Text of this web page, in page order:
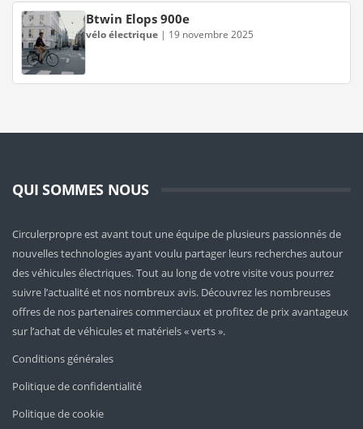
Btwin Elops 900e
vélo électrique | 19 novembre 2025
QUI SOMMES NOUS
Circulerpropre est avant tout une équipe de plusieurs passionnés de
nouvelles technologies ayant voulu partager leurs recherches autour
des véhicules électriques. Tout au long de votre visite vous pourrez
suivre l’actualité et nos nombreux avis. Découvrez les nombreuses
offres de nos partenaires commerciaux et profitez de prix avantageux
sur l’achat de véhicules et matériels « verts ».
Conditions générales
Politique de confidentialité
Politique de cookie